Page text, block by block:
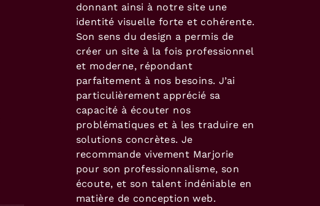
donnant ainsi à notre site une
identité visuelle forte et cohérente.
Son sens du design a permis de
créer un site à la fois professionnel
et moderne, répondant
parfaitement à nos besoins. J’ai
particulièrement apprécié sa
capacité à écouter nos
problématiques et à les traduire en
solutions concrètes. Je
recommande vivement Marjorie
pour son professionnalisme, son
écoute, et son talent indéniable en
matière de conception web.